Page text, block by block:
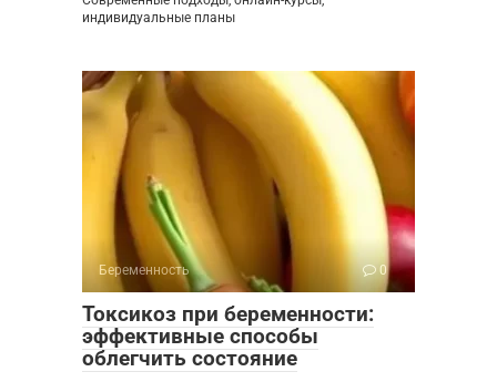
индивидуальные планы
Беременность 0
Токсикоз при беременности:
эффективные способы
облегчить состояние